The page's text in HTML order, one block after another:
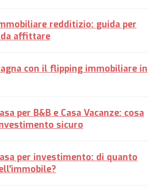
redditizio: guida per
da affittare
con il flipping immobiliare in
per B&B e Casa Vacanze: cosa
sicuro
per investimento: di quanto